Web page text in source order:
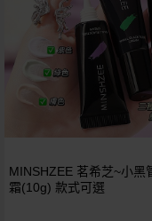
MINSHZEE 茗希芝~小黑
霜(10g) 款式可選